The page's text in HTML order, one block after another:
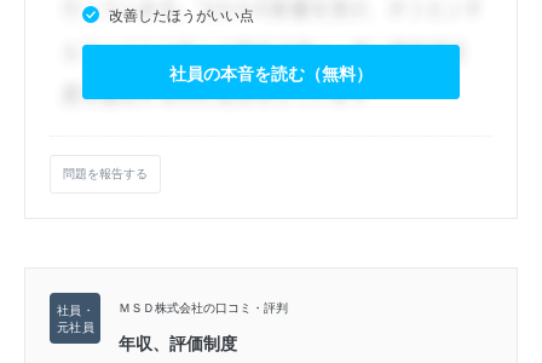
改善したほうがいい点
社員の本音を読む（無料）
問題を報告する
ＭＳＤ株式会社の口コミ・評判
年収、評価制度